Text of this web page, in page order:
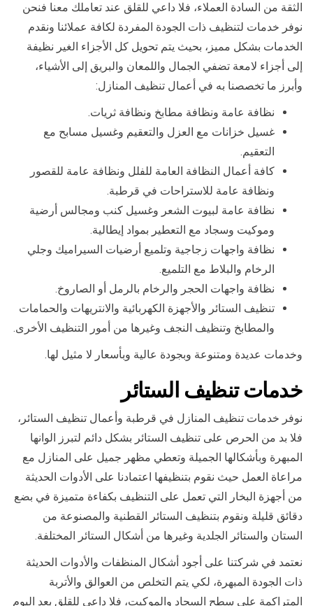
الثقة من السادة العملاء، فلا داعي للقلق عند تعاملك معنا فنحن
نوفر خدمات لتنظيف ذات الجودة المفردة لكافة عملائنا ونقدم
الخدمات بشكل مميز، بحيث يتم تحويل كل الأجزاء الغير نظيفة
إلى أجزاء لامعة تضفي الجمال واللمعان والبريق إلى الأشياء،
وأبرز ما تخصصنا به في أعمال تنظيف المنازل:
نظافة عامة ونظافة مطابخ ونظافة ثريات.
غسيل خزانات مع العزل والتعقيم وغسيل مسابح مع
التعقيم.
كافة أعمال النظافة العامة للفلل ونظافة عامة للقصور
ونظافة عامة للاستراحات في قرطبة.
نظافة عامة لبيوت الشعر وغسيل كنب ومجالس أرضية
وموكيت وسجاد مع التعطير بمواد إيطالية.
نظافة واجهات زجاجية وتلميع أرضيات السيراميك وجلي
الرخام والبلاط مع التلميع.
نظافة واجهات الحجر والرخام بالرمل أو الصاروخ.
تنظيف الستائر والأجهزة الكهربائية والانتريهات والحمامات
والمطابخ وتنظيف النجف وغيرها من أمور التنظيف الأخرى.
وخدمات عديدة ومتنوعة وبجودة عالية وبأسعار لا مثيل لها.
خدمات تنظيف الستائر
نوفر خدمات تنظيف المنازل في قرطبة وأعمال تنظيف الستائر،
فلا بد من الحرص على تنظيف الستائر بشكل دائم لتبرز الوانها
المبهرة وبأشكالها الجميلة وتعطي مظهر جميل على المنازل مع
مراعاة العمل حيث نقوم بتنظيفها اعتمادنا على الأدوات الحديثة
من أجهزة البخار التي تعمل على التنظيف بكفاءة متميزة في بضع
دقائق قليلة ونقوم بتنظيف الستائر القطنية والمصنوعة من
الستان والستائر الجلدية وغيرها من أشكال الستائر المختلفة.
نعتمد في شركتنا على أجود أشكال المنظفات والأدوات الحديثة
ذات الجودة المبهرة، لكي يتم التخلص من العوالق والأتربة
المتراكمة على سطح السجاد والموكيت، فلا داعي للقلق بعد اليوم